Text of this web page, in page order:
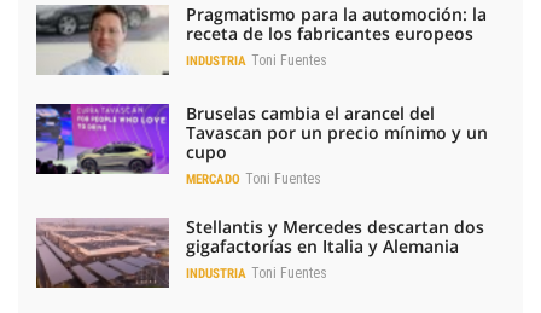
Pragmatismo para la automoción: la
receta de los fabricantes europeos
INDUSTRIA Toni Fuentes
Bruselas cambia el arancel del
Tavascan por un precio mínimo y un
cupo
MERCADO Toni Fuentes
Stellantis y Mercedes descartan dos
gigafactorías en Italia y Alemania
INDUSTRIA Toni Fuentes